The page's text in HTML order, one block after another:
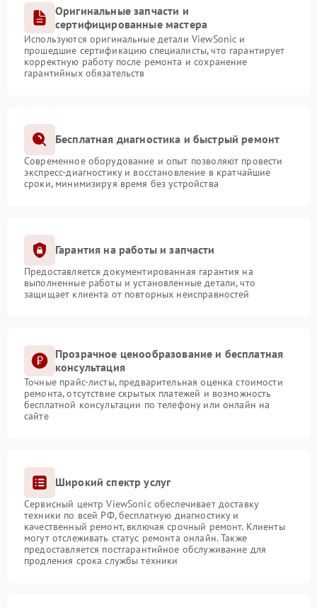
Оригинальные запчасти и
сертифицированные мастера
Используются оригинальные детали ViewSonic и
прошедшие сертификацию специалисты, что гарантирует
корректную работу после ремонта и сохранение
гарантийных обязательств
Бесплатная диагностика и быстрый ремонт
Современное оборудование и опыт позволяют провести
экспресс-диагностику и восстановление в кратчайшие
сроки, минимизируя время без устройства
Гарантия на работы и запчасти
Предоставляется документированная гарантия на
выполненные работы и установленные детали, что
защищает клиента от повторных неисправностей
Прозрачное ценообразование и бесплатная
консультация
Точные прайс-листы, предварительная оценка стоимости
ремонта, отсутствие скрытых платежей и возможность
бесплатной консультации по телефону или онлайн на
сайте
Широкий спектр услуг
Сервисный центр ViewSonic обеспечивает доставку
техники по всей РФ, бесплатную диагностику и
качественный ремонт, включая срочный ремонт. Клиенты
могут отслеживать статус ремонта онлайн. Также
предоставляется постгарантийное обслуживание для
продления срока службы техники